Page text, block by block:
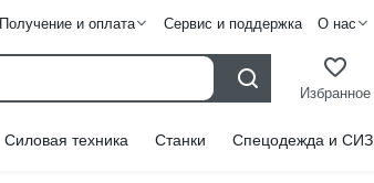
Получение и оплата Сервис и поддержка О нас
Избранное
Силовая техника Станки Спецодежда и СИЗ